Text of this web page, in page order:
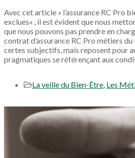
Avec cet article « l’assurance RC Pro
exclues« , il est évident que nous
que nous pouvons pas prendre en
contrat d’assurance RC Pro métiers
certes subjectifs, mais reposent pour
pragmatiques se référençant aux
La veille du Bien-Être Les